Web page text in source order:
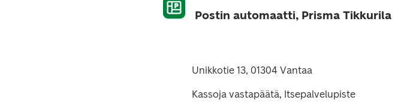
Postin automaatti, Prisma Tikkurila
Unikkotie 13, 01304 Vantaa
Kassoja vastapäätä, Itsepalvelupiste